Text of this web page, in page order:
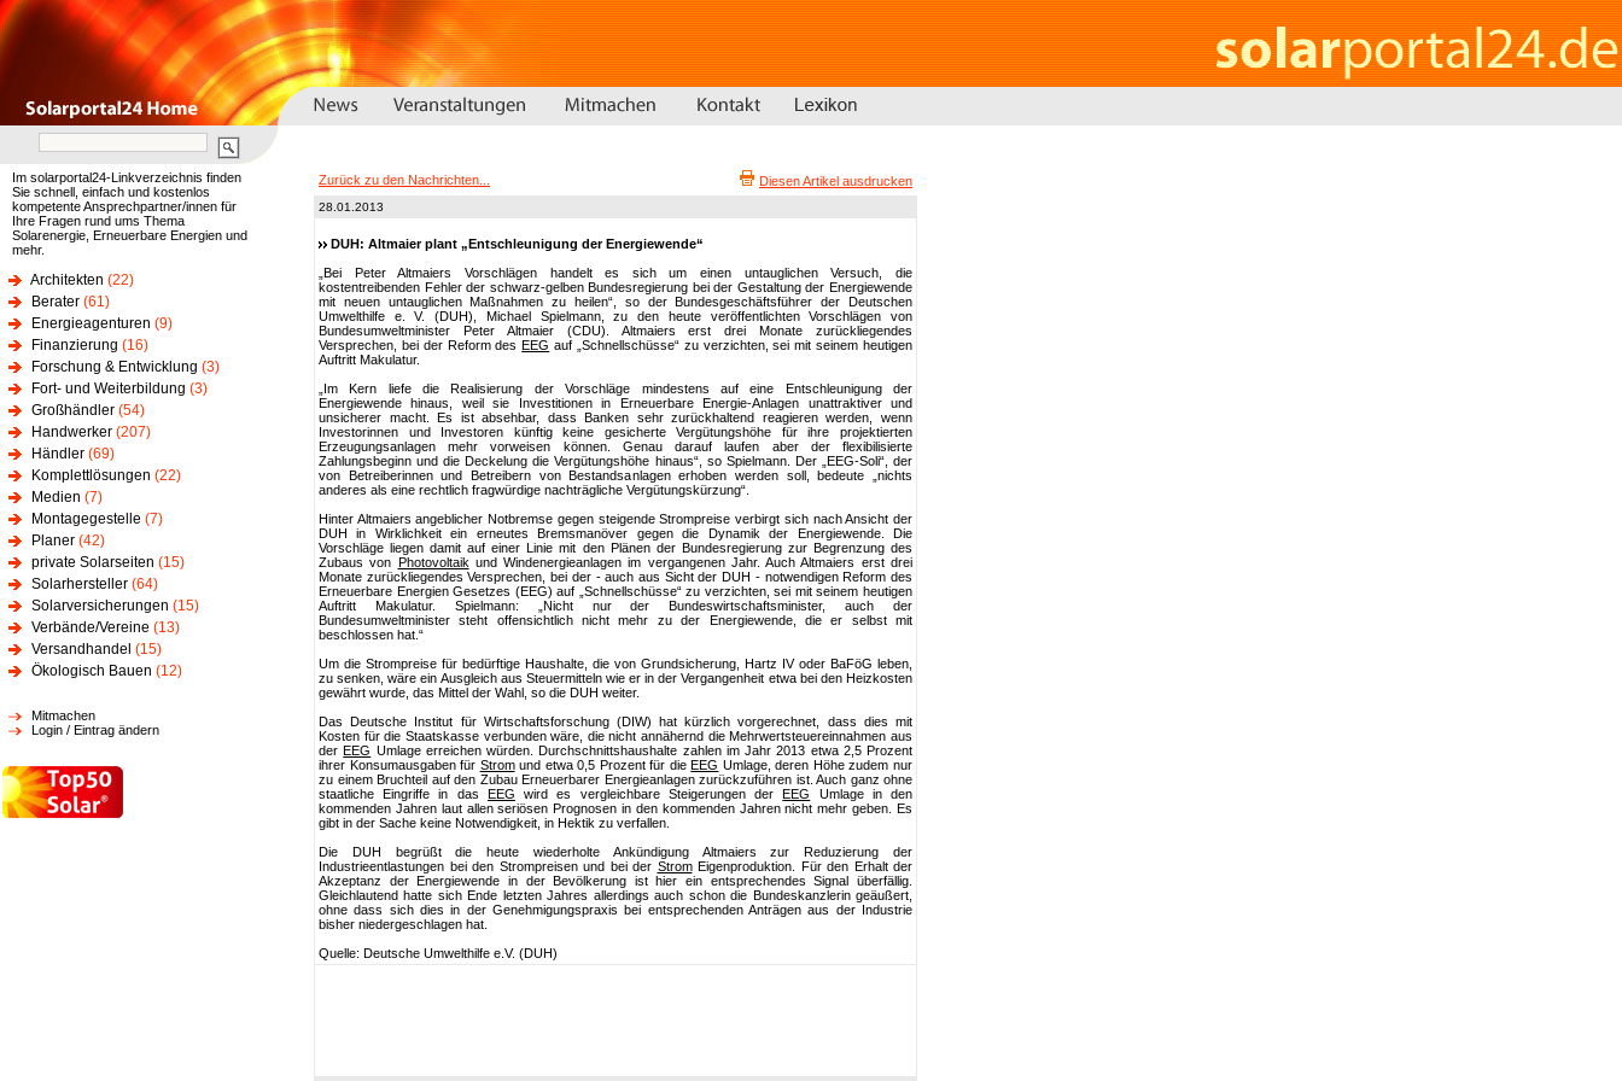
Im solarportal24-Linkverzeichnis finden
Sie schnell, einfach und kostenlos
kompetente Ansprechpartner/innen für
Ihre Fragen rund ums Thema
Solarenergie, Erneuerbare Energien und
mehr.
Architekten (22)
Berater (61)
Energieagenturen (9)
Finanzierung (16)
Forschung & Entwicklung (3)
Fort- und Weiterbildung (3)
Großhändler (54)
Handwerker (207)
Händler (69)
Komplettlösungen (22)
Medien (7)
Montagegestelle (7)
Planer (42)
private Solarseiten (15)
Solarhersteller (64)
Solarversicherungen (15)
Verbände/Vereine (13)
Versandhandel (15)
Ökologisch Bauen (12)
Mitmachen
Login / Eintrag ändern
Zurück zu den Nachrichten... Diesen Artikel ausdrucken
28.01.2013
DUH: Altmaier plant „Entschleunigung der Energiewende“
„Bei Peter Altmaiers Vorschlägen handelt es sich um einen untauglichen Versuch, die
kostentreibenden Fehler der schwarz-gelben Bundesregierung bei der Gestaltung der Energiewende
mit neuen untauglichen Maßnahmen zu heilen“, so der Bundesgeschäftsführer der Deutschen
Umwelthilfe e. V. (DUH), Michael Spielmann, zu den heute veröffentlichten Vorschlägen von
Bundesumweltminister Peter Altmaier (CDU). Altmaiers erst drei Monate zurückliegendes
Versprechen, bei der Reform desEEG auf „Schnellschüsse“ zu verzichten, sei mit seinem heutigen
Auftritt Makulatur.
„Im Kern liefe die Realisierung der Vorschläge mindestens auf eine Entschleunigung der
Energiewende hinaus, weil sie Investitionen in Erneuerbare Energie-Anlagen unattraktiver und
unsicherer macht. Es ist absehbar, dass Banken sehr zurückhaltend reagieren werden, wenn
Investorinnen und Investoren künftig keine gesicherte Vergütungshöhe für ihre projektierten
Erzeugungsanlagen mehr vorweisen können. Genau darauf laufen aber der flexibilisierte
Zahlungsbeginn und die Deckelung die Vergütungshöhe hinaus“, so Spielmann. Der „EEG-Soli“, der
von Betreiberinnen und Betreibern von Bestandsanlagen erhoben werden soll, bedeute „nichts
anderes als eine rechtlich fragwürdige nachträgliche Vergütungskürzung“.
Hinter Altmaiers angeblicher Notbremse gegen steigende Strompreise verbirgt sich nach Ansicht der
DUH in Wirklichkeit ein erneutes Bremsmanöver gegen die Dynamik der Energiewende. Die
Vorschläge liegen damit auf einer Linie mit den Plänen der Bundesregierung zur Begrenzung des
Zubaus von Photovoltaik und Windenergieanlagen im vergangenen Jahr. Auch Altmaiers erst drei
Monate zurückliegendes Versprechen, bei der - auch aus Sicht der DUH - notwendigen Reform des
Erneuerbare Energien Gesetzes (EEG) auf „Schnellschüsse“ zu verzichten, sei mit seinem heutigen
Auftritt Makulatur. Spielmann: „Nicht nur der Bundeswirtschaftsminister, auch der
Bundesumweltminister steht offensichtlich nicht mehr zu der Energiewende, die er selbst mit
beschlossen hat.“
Um die Strompreise für bedürftige Haushalte, die von Grundsicherung, Hartz IV oder BaFöG leben,
zu senken, wäre ein Ausgleich aus Steuermitteln wie er in der Vergangenheit etwa bei den Heizkosten
gewährt wurde, das Mittel der Wahl, so die DUH weiter.
Das Deutsche Institut für Wirtschaftsforschung (DIW) hat kürzlich vorgerechnet, dass dies mit
Kosten für die Staatskasse verbunden wäre, die nicht annähernd die Mehrwertsteuereinnahmen aus
derEEG Umlage erreichen würden. Durchschnittshaushalte zahlen im Jahr 2013 etwa 2,5 Prozent
ihrer Konsumausgaben für Stromund etwa 0,5 Prozent für dieEEG Umlage, deren Höhe zudem nur
zu einem Bruchteil auf den Zubau Erneuerbarer Energieanlagen zurückzuführen ist. Auch ganz ohne
staatliche Eingriffe in das EEG wird es vergleichbare Steigerungen derEEG
Umlage in den
kommenden Jahren laut allen seriösen Prognosen in den kommenden Jahren nicht mehr geben. Es
gibt in der Sache keine Notwendigkeit, in Hektik zu verfallen.
Die DUH begrüßt die heute wiederholte Ankündigung Altmaiers zur Reduzierung der
Industrieentlastungen bei den Strompreisen und bei der StromEigenproduktion. Für den Erhalt der
Akzeptanz der Energiewende in der Bevölkerung ist hier ein entsprechendes Signal überfällig.
Gleichlautend hatte sich Ende letzten Jahres allerdings auch schon die Bundeskanzlerin geäußert,
ohne dass sich dies in der Genehmigungspraxis bei entsprechenden Anträgen aus der Industrie
bisher niedergeschlagen hat.
Quelle: Deutsche Umwelthilfe e.V. (DUH)